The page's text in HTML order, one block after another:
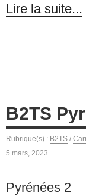
Lire la suite...
B2TS
Rubrique(s) : B2TS /
5 mars, 2023
Pyrénées 2